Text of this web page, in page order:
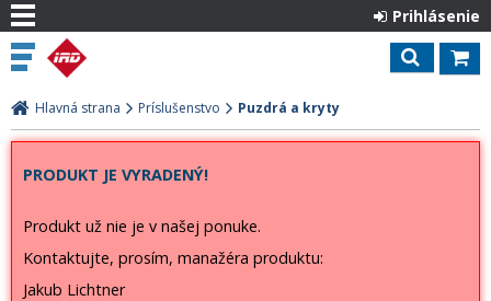
Prihlásenie
Hlavná strana Príslušenstvo Puzdrá a kryty
PRODUKT JE VYRADENÝ!
Produkt už nie je v našej ponuke.
Kontaktujte, prosím, manažéra produktu:
Jakub Lichtner